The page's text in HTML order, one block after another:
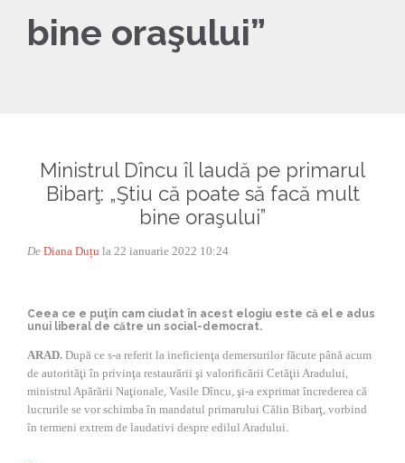
bine oraşului”
Ministrul Dîncu îl laudă pe primarul
Bibarţ: „Ştiu că poate să facă mult
bine oraşului”
De Diana Duțu la 22 ianuarie 2022 10:24
Ceea ce e puţin cam ciudat în acest elogiu este că el e adus
unui liberal de către un social-democrat.
ARAD. După ce s-a referit la ineficienţa demersurilor făcute până acum
de autorităţi în privinţa restaurării şi valorificării Cetăţii Aradului,
ministrul Apărării Naţionale, Vasile Dîncu, şi-a exprimat încrederea că
lucrurile se vor schimba în mandatul primarului Călin Bibarţ, vorbind
în termeni extrem de laudativi despre edilul Aradului.